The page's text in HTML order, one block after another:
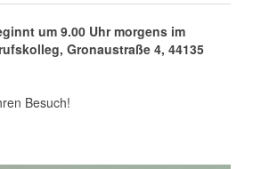
um 9.00 Uhr morgens im
Gronaustraße 4, 44135
Besuch!